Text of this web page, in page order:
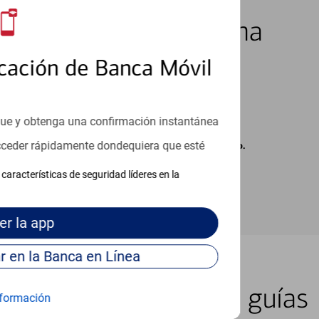
de Banca Móvil
y obtenga una confirmación instantánea
rápidamente dondequiera que esté
de seguridad líderes en la
la app
Continúe para entrar en la Banca en Línea
7 días de la semana
cargos de su proveedor por mensajes de texto.
lugar con nuestras guías